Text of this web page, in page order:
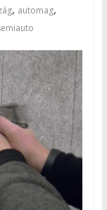
, automag,